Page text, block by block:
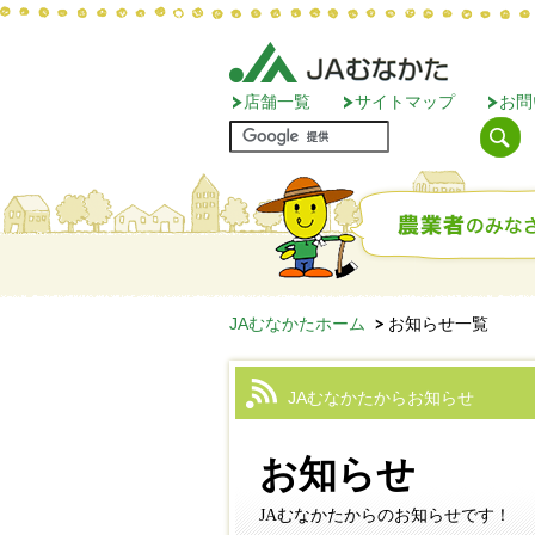
店舗一覧 サイトマップ お
JAむなかたホーム お知らせ一覧
JAむなかたからお知らせ
お知らせ
JAむなかたからのお知らせです！